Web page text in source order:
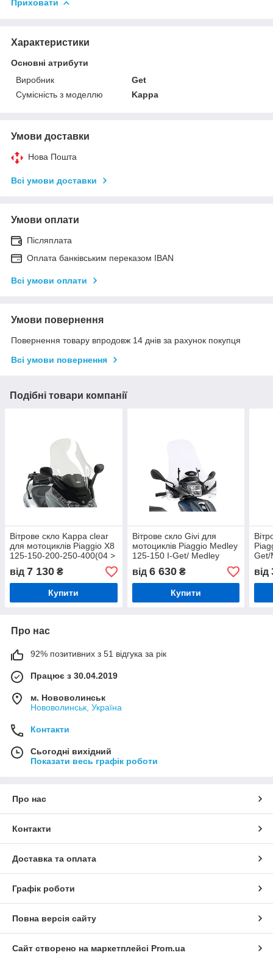
Приховати
Характеристики
Основні атрибути
Виробник
Get
Сумісність з моделлю
Kappa
Умови доставки
Нова Пошта
Всі умови доставки
Умови оплати
Післяплата
Оплата банківським переказом IBAN
Всі умови оплати
Умови повернення
Повернення товару впродовж 14 днів за рахунок покупця
Всі умови повернення
Подібні товари компанії
Вітрове скло Kappa clear
для мотоциклів Piaggio X8
125-150-200-250-400(04 >
10),X-EVO 125-250-400
(07 > 11)
від 7 130 ₴
Купити
Вітрове скло Givi для
мотоциклів Piaggio Medley
125-150 I-Get/ Medley
S125-150 I-GET (20-)
прозоре
від 6 630₴
Купити
Get/
від
Про нас
92% позитивних з 51 відгука за рік
Працює з 30.04.2019
м. Нововолинськ
Нововолинськ, Україна
Контакти
Сьогодні вихідний
Показати весь графік роботи
Про нас
Контакти
Доставка та оплата
Графік роботи
Повна версія сайту
Сайт створено на маркетплейсі Prom.ua